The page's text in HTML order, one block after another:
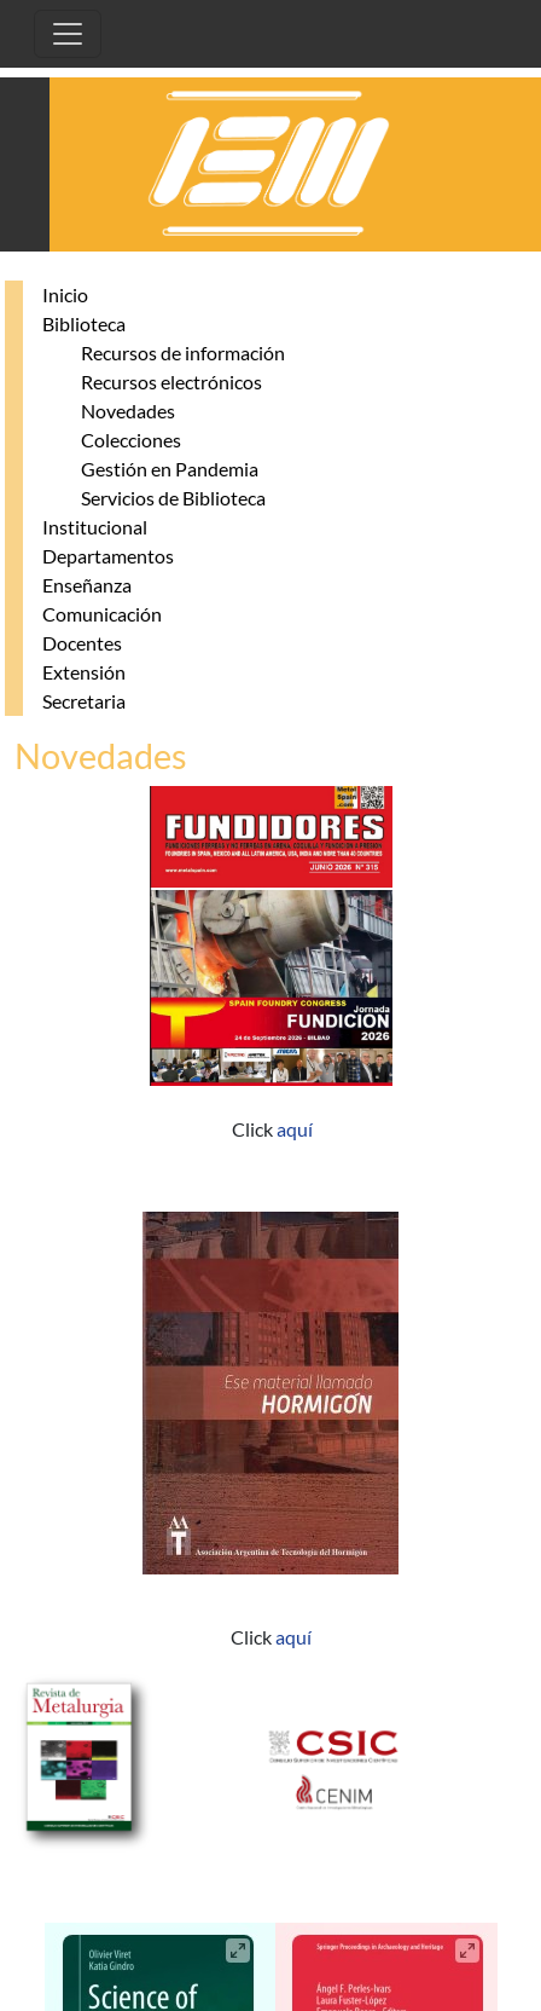
Inicio
Biblioteca
Recursos de información
Recursos electrónicos
Novedades
Colecciones
Gestión en Pandemia
Servicios de Biblioteca
Institucional
Departamentos
Enseñanza
Comunicación
Docentes
Extensión
Secretaria
Novedades
Clickaquí
Clickaquí